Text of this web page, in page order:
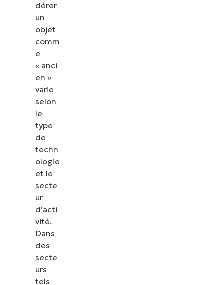
dérer
un
objet
comm
e
« anci
en »
varie
selon
le
type
de
techn
ologie
et le
secte
ur
d’acti
vité.
Dans
des
secte
urs
tels